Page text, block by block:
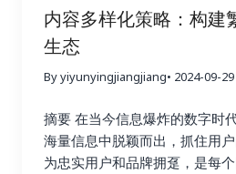
高相关性网站的链接是否带来
含目标关键词的锚文本是否提升
果页面中的排名？来自社交媒体
了更高的用户参与度？ 这些指
据分析，你可以发现哪些链接
些策略只是徒劳无功。例如，
业权威博客的链接带来了大量
以让你事半功倍，快速提升你
分析竞争对手的链接，你可以
势，并制定更具针对性的链接建
中占据优势。 2. 关键词研究：
相关的关键词，并分析这些关
度以及排名情况。通过关键词
的链接建设目标，例如与你行
帆出海，乘风破浪 在进军国际
擎优化无疑是一块难啃的骨头
优化那样有丰富的资源和工具。
比，小语种搜索引擎优化面临着
语、韩语、阿拉伯语等等，每
语法和文化背景。这使得搜索
加复杂，我们需要针对不同的语
内容多样化策略：构建
生态
By yiyunyingjiangjiang• 2024-09-29
摘要 在当今信息爆炸的数字时
海量信息中脱颖而出，抓住用
为忠实用户和品牌拥趸，是每